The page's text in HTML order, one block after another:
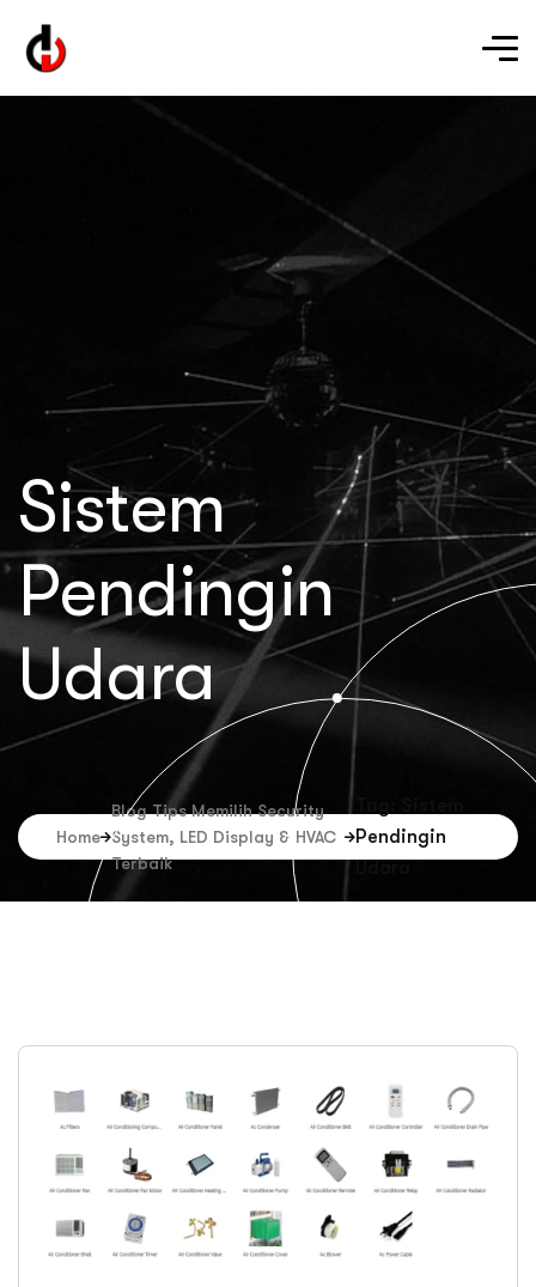
Sistem
Pendingin
Udara
Home
Blog Tips Memilih Security
System, LED Display & HVAC
Terbaik
Pendingin